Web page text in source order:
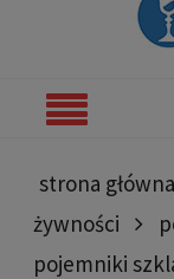
strona główna
żywności
pojemniki